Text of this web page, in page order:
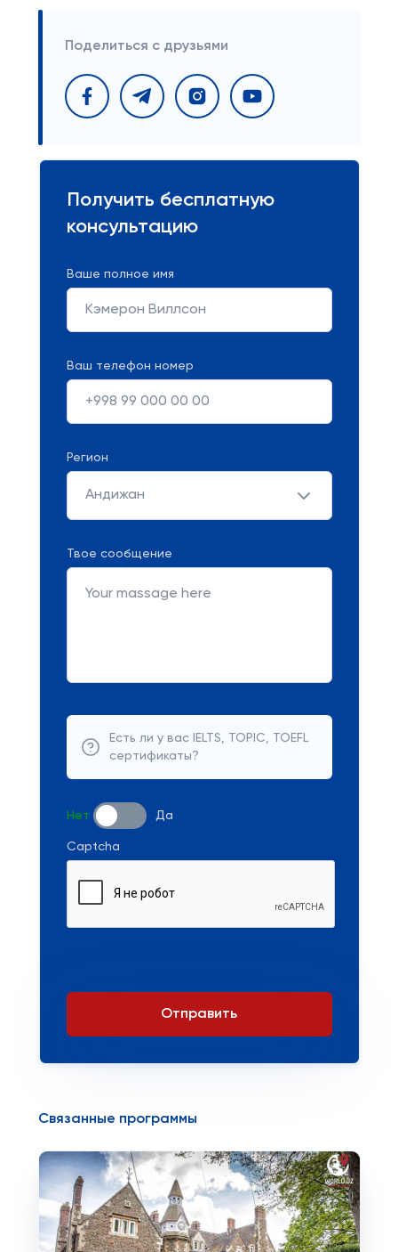
Поделиться с друзьями
Получить бесплатную
консультацию
Ваше полное имя
Ваш телефон номер
Регион
Андижан
Твое сообщение
Есть ли у вас IELTS, TOPIC, TOEFL
сертификаты?
Нет Да
Captcha
Отправить
Связанные программы